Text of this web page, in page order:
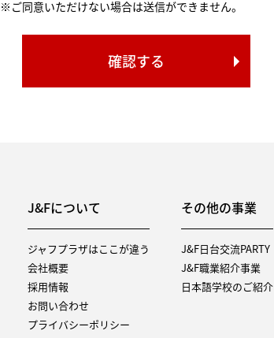
※ご同意いただけない場合は送信ができません。
J&Fについて
ジャフプラザはここが違う
会社概要
採用情報
お問い合わせ
プライバシーポリシー
その他の事業
J&F日台交流PARTY
J&F職業紹介事業
日本語学校のご紹介